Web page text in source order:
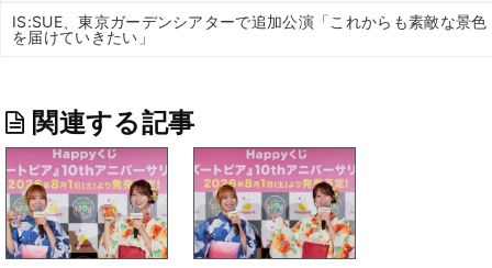
IS:SUE、東京ガーデンシアターで追加公演「これからも素敵な景色
を届けていきたい」
関連する記事